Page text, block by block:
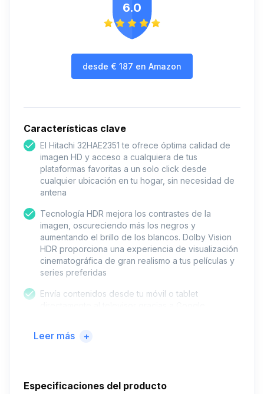
6.0
desde € 187 en Amazon
Características clave
El Hitachi 32HAE2351 te ofrece óptima calidad de
imagen HD y acceso a cualquiera de tus
plataformas favoritas a un solo click desde
cualquier ubicación en tu hogar, sin necesidad de
antena
Tecnología HDR mejora los contrastes de la
imagen, oscureciendo más los negros y
aumentando el brillo de los blancos. Dolby Vision
HDR proporciona una experiencia de visualización
cinematográfica de gran realismo a tus películas y
series preferidas
Envía contenidos desde tu móvil o tablet
buscar canales, programas ó controlar el televisor
serie HAE2351 te da acceso a Netflix, HBO,
Leer más +
Especificaciones del producto